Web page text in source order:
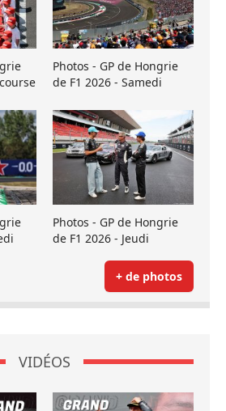
Photos - GP de Hongrie
de F1 2026 - Samedi
Photos - GP de Hongrie
de F1 2026 - Jeudi
+ de photos
VIDÉOS